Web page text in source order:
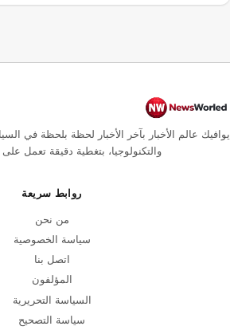
يوافيك عالم الأخبار بآخر الأخبار لحظة بلحظة في
والتكنولوجيا، بتغطية دقيقة تعمل
روابط سريعة
من نحن
سياسة الخصوصية
اتصل بنا
المؤلفون
السياسة التحريرية
سياسة التصحيح